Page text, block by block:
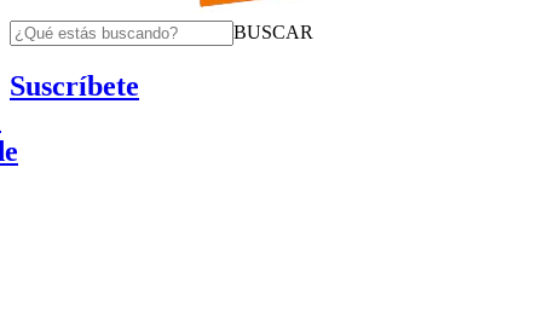
BUSCAR
Suscríbete